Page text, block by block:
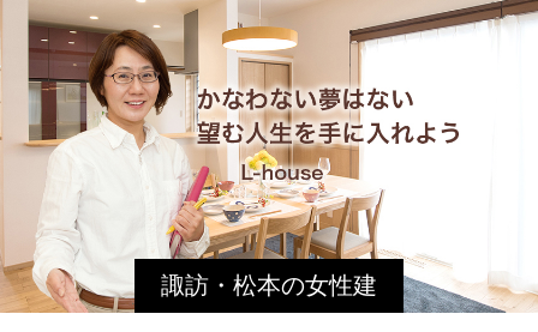
諏訪・松本の女性建